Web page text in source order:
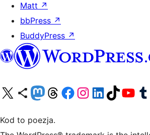
Matt ↗
bbPress ↗
BuddyPress ↗
Odwiedź nasze konto X (dawniej Twitter)
Odwiedź nasze konto Bluesky
Odwiedź nasze konto na Mastodoncie
Odwiedź naszego Threadsa
Odwiedź naszego Facebooka
Odwiedź nasze konto na Instagramie
Odwiedź nasze konto na LinkedIn
Odwiedź naszego TikToka
Odwiedź nasz
Kod to poezja.